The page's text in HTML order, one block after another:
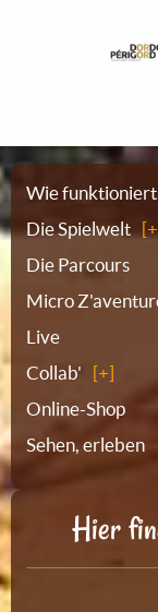
Sitemap
Wie funktioniert
Die Spielwelt
Die Parcours
Micro
Live
Collab'
Online-Shop
Sehen, erleben
Hier